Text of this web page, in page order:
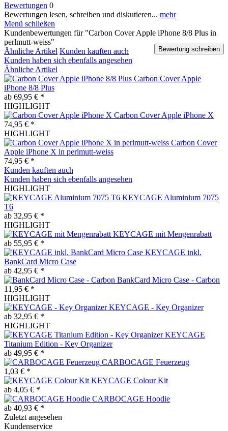
Bewertungen 0
Bewertungen lesen, schreiben und diskutieren... mehr
Menü schließen
Kundenbewertungen für "Carbon Cover Apple iPhone 8/8 Plus in
perlmutt-weiss"
Bewertung schreiben
Ähnliche Artikel Kunden kauften auch
Kunden haben sich ebenfalls angesehen
Ähnliche Artikel
Carbon Cover Apple
iPhone 8/8 Plus
ab 69,95 € *
HIGHLIGHT
Carbon Cover Apple iPhone X
74,95 € *
HIGHLIGHT
Carbon Cover
Apple iPhone X in perlmutt-weiss
74,95 € *
Kunden kauften auch
Kunden haben sich ebenfalls angesehen
HIGHLIGHT
KEYCAGE Aluminium 7075
T6
ab 32,95 € *
HIGHLIGHT
KEYCAGE mit Mengenrabatt
ab 55,95 € *
KEYCAGE inkl.
BankCard Micro Case
ab 42,95 € *
BankCard Micro Case - Carbon
11,95 € *
HIGHLIGHT
KEYCAGE - Key Organizer
ab 32,95 € *
HIGHLIGHT
KEYCAGE
Titanium Edition - Key Organizer
ab 49,95 € *
CARBOCAGE Feuerzeug
1,03 € *
KEYCAGE Colour Kit
ab 4,05 € *
CARBOCAGE Hoodie
ab 40,93 € *
Zuletzt angesehen
Kundenservice